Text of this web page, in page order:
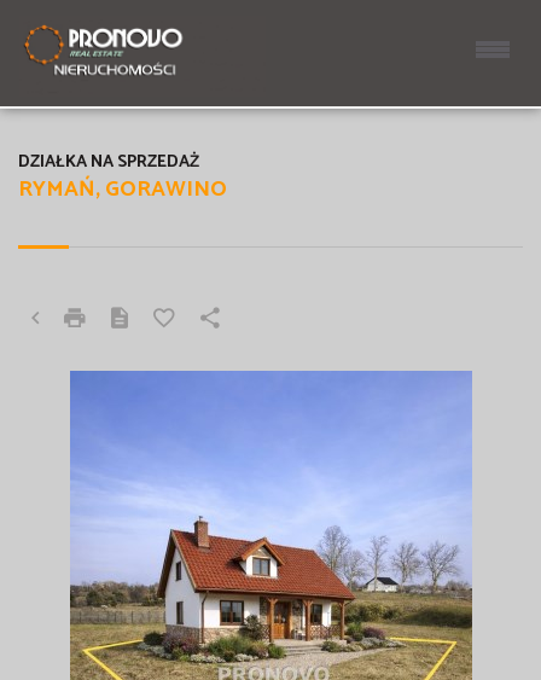
RYMAŃ, GORAWINO
DZIAŁKA NA SPRZEDAŻ